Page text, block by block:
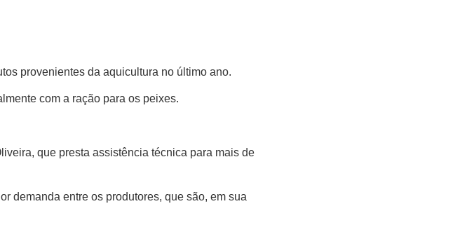
provenientes da aquicultura no último ano.
com a ração para os peixes.
, que presta assistência técnica para mais de
demanda entre os produtores, que são, em sua